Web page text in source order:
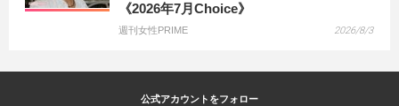
《2026年7月Choice》
週刊女性PRIME 2026/8/3
公式アカウントをフォロー